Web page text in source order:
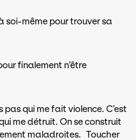
soi-même pour trouver sa
finalement n’être
pas qui me fait violence. C’est
me détruit. On se construit
maladroites. Toucher